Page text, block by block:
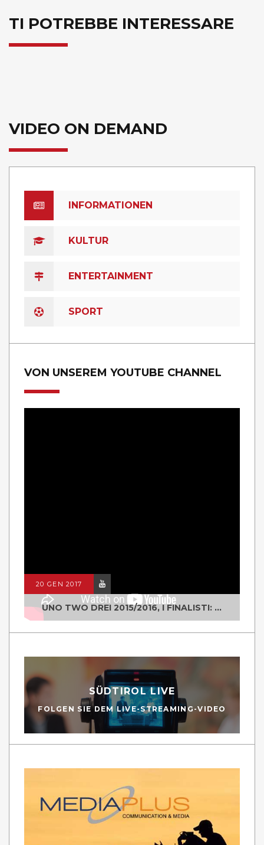
TI POTREBBE INTERESSARE
VIDEO ON DEMAND
INFORMATIONEN
KULTUR
ENTERTAINMENT
SPORT
VON UNSEREM YOUTUBE CHANNEL
20 GEN 2017
UNO TWO DREI 2015/2016, I FINALISTI: CLASSE IV ALS ISTITUTO "DEGASPERI" BORGO VALSUGANA
SÜDTIROL LIVE
FOLGEN SIE DEM LIVE-STREAMING-VIDEO